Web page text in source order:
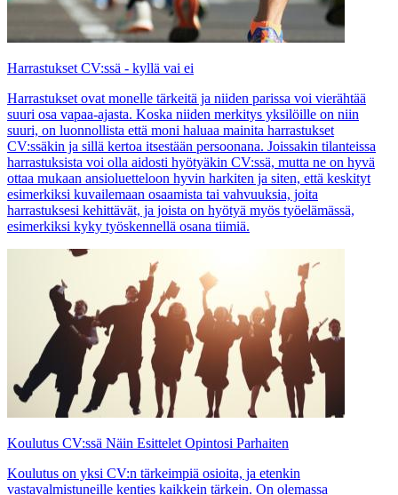
Harrastukset CV:ssä - kyllä vai ei
Harrastukset ovat monelle tärkeitä ja niiden parissa voi vierähtää
suuri osa vapaa-ajasta. Koska niiden merkitys yksilöille on niin
suuri, on luonnollista että moni haluaa mainita harrastukset
CV:ssäkin ja sillä kertoa itsestään persoonana. Joissakin tilanteissa
harrastuksista voi olla aidosti hyötyäkin CV:ssä, mutta ne on hyvä
ottaa mukaan ansioluetteloon hyvin harkiten ja siten, että keskityt
esimerkiksi kuvailemaan osaamista tai vahvuuksia, joita
harrastuksesi kehittävät, ja joista on hyötyä myös työelämässä,
esimerkiksi kyky työskennellä osana tiimiä.
Koulutus CV:ssä Näin Esittelet Opintosi Parhaiten
Koulutus on yksi CV:n tärkeimpiä osioita, ja etenkin
vastavalmistuneille kenties kaikkein tärkein. On olemassa